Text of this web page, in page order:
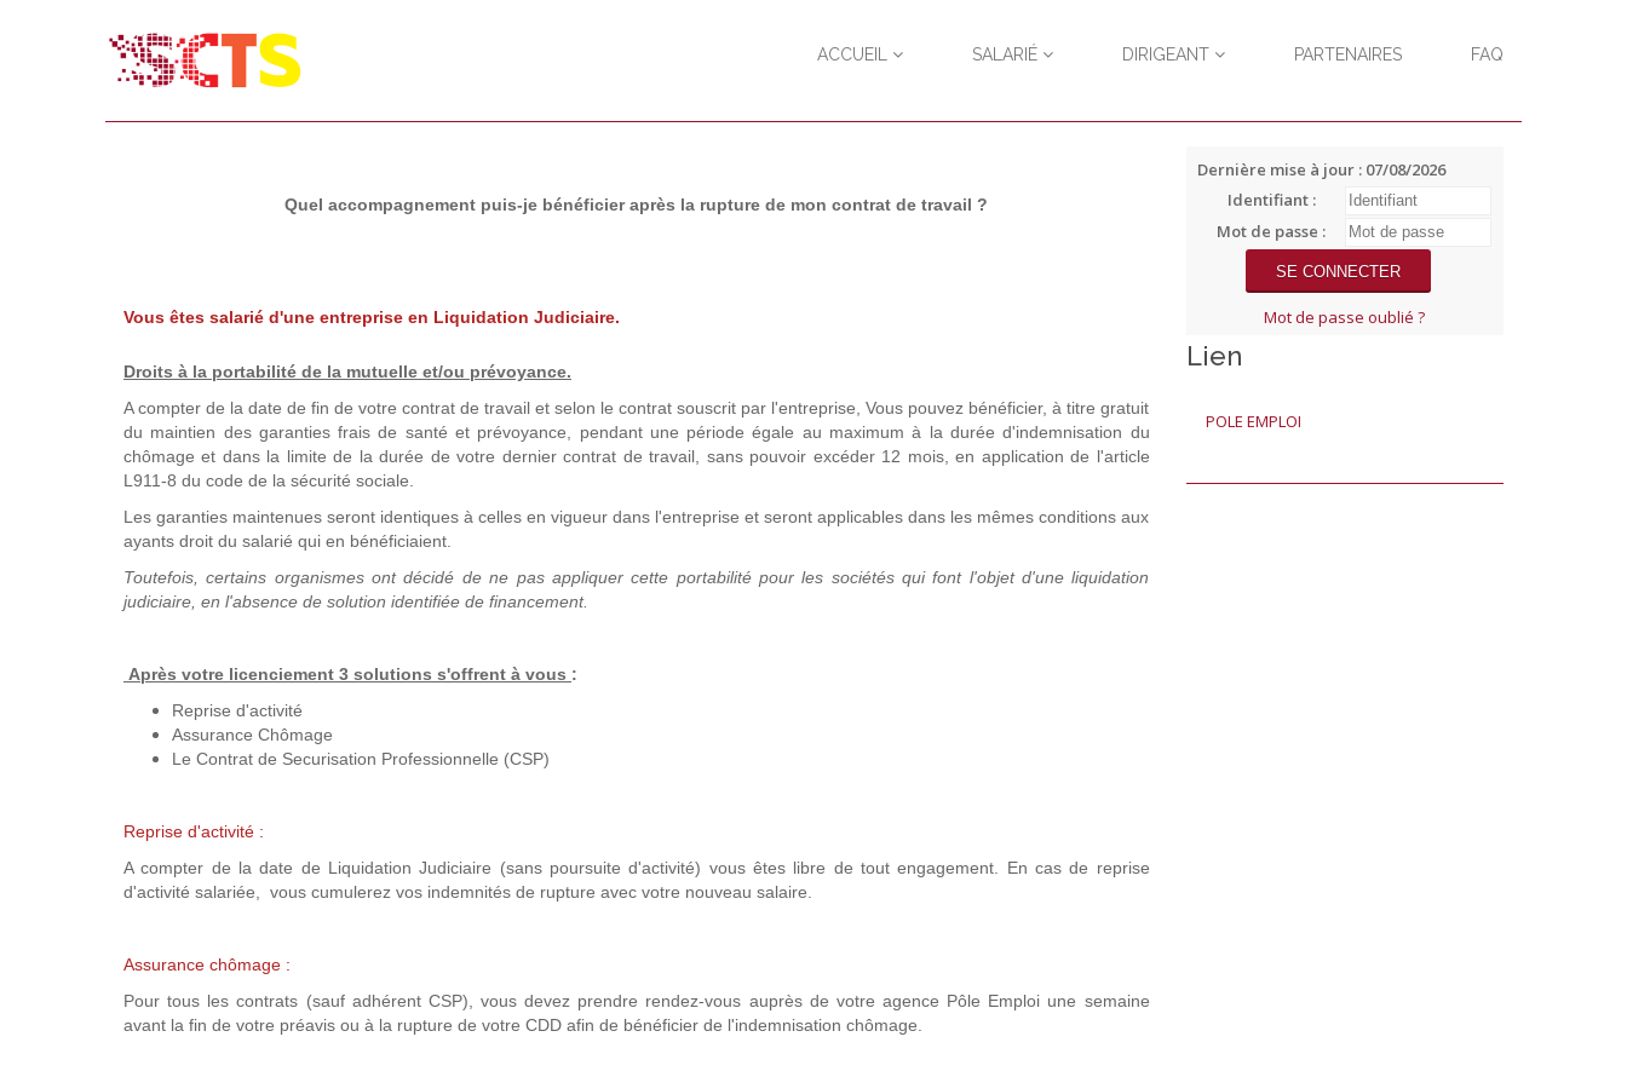
ACCUEIL SALARIÉ DIRIGEANT PARTENAIRES FAQ
Quel accompagnement puis-je bénéficier après la rupture de mon contrat de travail ?
Vous êtes salarié d'une entreprise en Liquidation Judiciaire.
Droits à la portabilité de la mutuelle et/ou prévoyance.
A compter de la date de fin de votre contrat de travail et selon le contrat souscrit par l'entreprise, Vous pouvez bénéficier, à titre gratuit
du maintien des garanties frais de santé et prévoyance, pendant une période égale au maximum à la durée d'indemnisation du
chômage et dans la limite de la durée de votre dernier contrat de travail, sans pouvoir excéder 12 mois, en application de l'article
L911-8 du code de la sécurité sociale.
Les garanties maintenues seront identiques à celles en vigueur dans l'entreprise et seront applicables dans les mêmes conditions aux
ayants droit du salarié qui en bénéficiaient.
Toutefois, certains organismes ont décidé de ne pas appliquer cette portabilité pour les sociétés qui font l'objet d'une liquidation
judiciaire, en l'absence de solution identifiée de financement.
Après votre licenciement 3 solutions s'offrent à vous :
Reprise d'activité
Assurance Chômage
Le Contrat de Securisation Professionnelle (CSP)
Reprise d'activité :
A compter de la date de Liquidation Judiciaire (sans poursuite d'activité) vous êtes libre de tout engagement. En cas de reprise
d'activité salariée, vous cumulerez vos indemnités de rupture avec votre nouveau salaire.
Assurance chômage :
Pour tous les contrats (sauf adhérent CSP), vous devez prendre rendez-vous auprès de votre agence Pôle Emploi une semaine
avant la fin de votre préavis ou à la rupture de votre CDD afin de bénéficier de l'indemnisation chômage.
Dernière mise à jour : 07/08/2026
Identifiant :
Mot de passe :
Mot de passe oublié ?
Lien
POLE EMPLOI